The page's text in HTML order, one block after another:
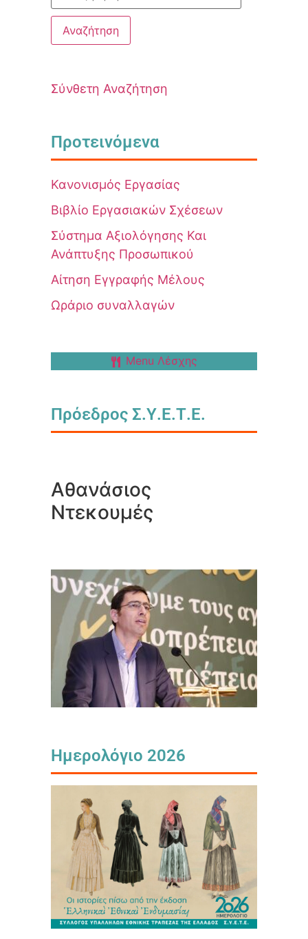
Σύνθετη Αναζήτηση
Προτεινόμενα
Κανονισμός Εργασίας
Βιβλίο Εργασιακών Σχέσεων
Σύστημα Αξιολόγησης Και
Ανάπτυξης Προσωπικού
Αίτηση Εγγραφής Μέλους
Ωράριο συναλλαγών
Menu Λέσχης
Πρόεδρος Σ.Υ.Ε.Τ.Ε.
Αθανάσιος
Ντεκουμές
Ημερολόγιο 2026